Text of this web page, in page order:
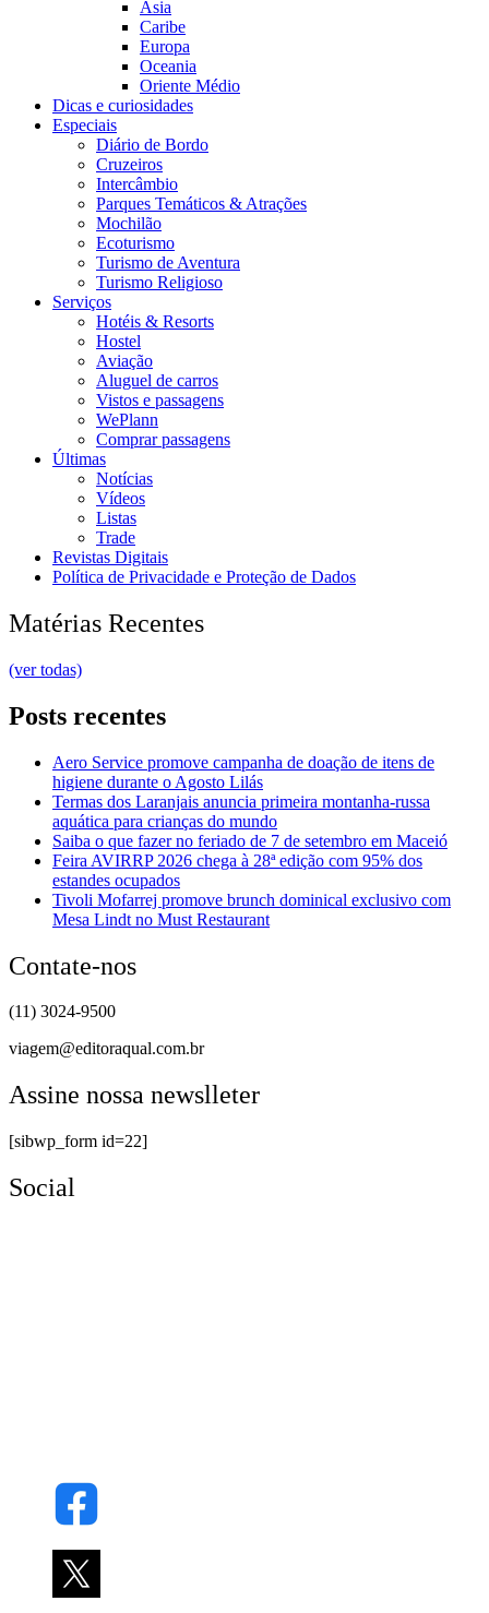
Ásia
Caribe
Europa
Oceania
Oriente Médio
Dicas e curiosidades
Especiais
Diário de Bordo
Cruzeiros
Intercâmbio
Parques Temáticos & Atrações
Mochilão
Ecoturismo
Turismo de Aventura
Turismo Religioso
Serviços
Hotéis & Resorts
Hostel
Aviação
Aluguel de carros
Vistos e passagens
WePlann
Comprar passagens
Últimas
Notícias
Vídeos
Listas
Trade
Revistas Digitais
Política de Privacidade e Proteção de Dados
Matérias Recentes
(ver todas)
Posts recentes
Aero Service promove campanha de doação de itens de
higiene durante o Agosto Lilás
Termas dos Laranjais anuncia primeira montanha-russa
aquática para crianças do mundo
Saiba o que fazer no feriado de 7 de setembro em Maceió
Feira AVIRRP 2026 chega à 28ª edição com 95% dos
estandes ocupados
Tivoli Mofarrej promove brunch dominical exclusivo com
Mesa Lindt no Must Restaurant
Contate-nos
(11) 3024-9500
viagem@editoraqual.com.br
Assine nossa newslleter
[sibwp_form id=22]
Social